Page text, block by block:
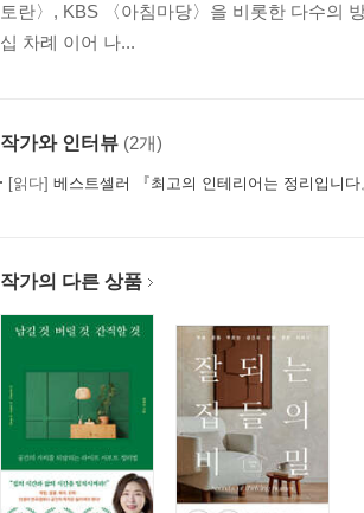
토란〉, KBS 〈아침마당〉을 비롯한 다수의
십 차례 이어 나...
작가와 인터뷰 (2개)
[읽다] 베스트셀러 『최고의 인테리어는 정리입니
작가의 다른 상품